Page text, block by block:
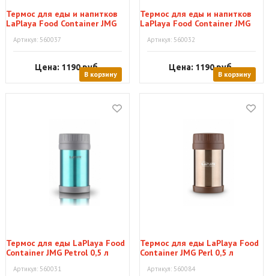
Термос для еды и напитков
LaPlaya Food Container JMG
Артикул: 560037
Цена: 1190руб.
В корзину
Термос для еды и напитков
LaPlaya Food Container JMG
Артикул: 560032
Цена: 1190руб.
В корзину
Термос для еды LaPlaya Food
Container JMG Petrol 0,5 л
Артикул: 560031
Термос для еды LaPlaya Food
Container JMG Perl 0,5 л
Артикул: 560084